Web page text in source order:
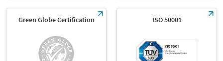
Green Globe Certification ISO 50001